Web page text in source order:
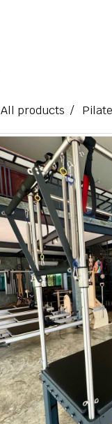
All products